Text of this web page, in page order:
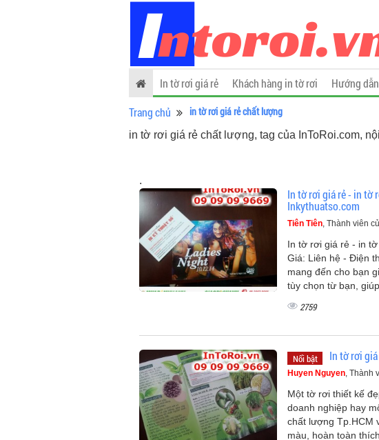
In tờ rơi giá rẻ Khách hàng in tờ rơi Hướng
Trang chủ
in tờ rơi giá rẻ chất lượng
in tờ rơi giá rẻ chất lượng, tag của InToRoi.com,
.
In tờ rơi giá rẻ - in tờ
Inkythuatso.com
Tiên Tiên, Thành viên
In tờ rơi giá rẻ - in
Giá: Liên hệ - Điện
mang đến cho bạn
tùy chọn từ bạn,
2759
Nổi bật In tờ rơi
Huyen Nguyen, Thành
Một tờ rơi thiết kế
doanh nghiệp hay
chất lượng Tp.HCM
màu, hoàn toàn